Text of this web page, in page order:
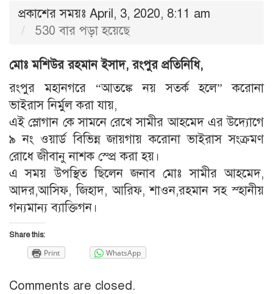
প্রকাশের সময়ঃ April, 3, 2020, 8:11 am
530 বার পড়া হয়েছে
মোঃ মশিউর রহমান ইসাদ, রংপুর প্রতিনিধি,
রংপুর মহানগরে “আতঙ্কে নয় সতর্ক হলে” করোনা
ভাইরাস নির্মুল করা যায়,
এই স্লোগান কে সামনে রেখে সামীর আহমেদ এর উদ্যোগে
৯ নং ওয়ার্ড বিভিন্ন জায়গায় করোনা ভাইরাস সংক্রমণ
রোধে জীবানু নাশক স্প্রে করা হয়।
এ সময় উপস্থিত ছিলেন জনাব মোঃ সামীর আহমেদ,
আদর,আসিফ, জিহাদ, আরিফ, শাওন,রহমান সহ স্হানীয়
গন্যমান্য ব্যাক্তিগন।
Share this:
Print WhatsApp
Comments are closed.